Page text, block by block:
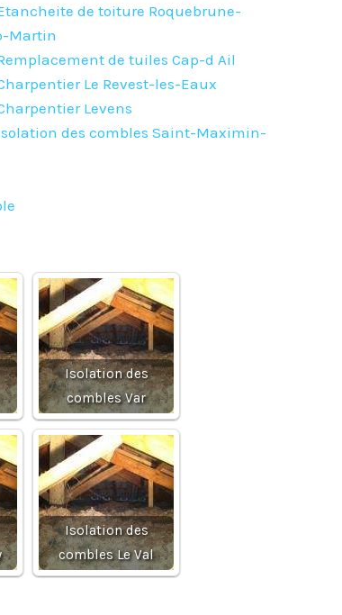
de toiture Roquebrune-
Martin
de tuiles Cap-d Ail
Le Revest-les-Eaux
Levens
des combles Saint-Maximin-
Isolation des
combles Var
Isolation des
combles Le Val